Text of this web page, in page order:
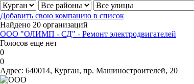
Добавить свою компанию в список
Найдено 20 организаций
ООО "ОЛИМП - СД" - Ремонт электродвигателей
Голосов еще нет
0
0
Адрес: 640014, Курган, пр. Машиностроителей, 20